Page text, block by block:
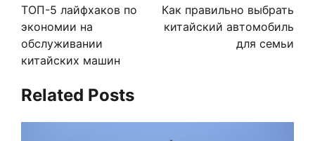
по
записям
ТОП-5 лайфхаков по
экономии на
обслуживании
китайских машин
Как правильно выбрать
китайский автомобиль
для семьи
Related Posts